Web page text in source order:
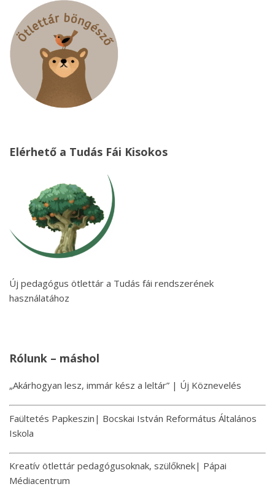
Elérhető a Tudás Fái Kisokos
Új pedagógus ötlettár a Tudás fái rendszerének
használatához
Rólunk – máshol
„Akárhogyan lesz, immár kész a leltár” | Új Köznevelés
Faültetés Papkeszin| Bocskai István Református Általános
Iskola
Kreatív ötlettár pedagógusoknak, szülőknek| Pápai
Médiacentrum